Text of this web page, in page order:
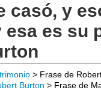
casó, y
esa es su
> Frase de
Burton > Frase de